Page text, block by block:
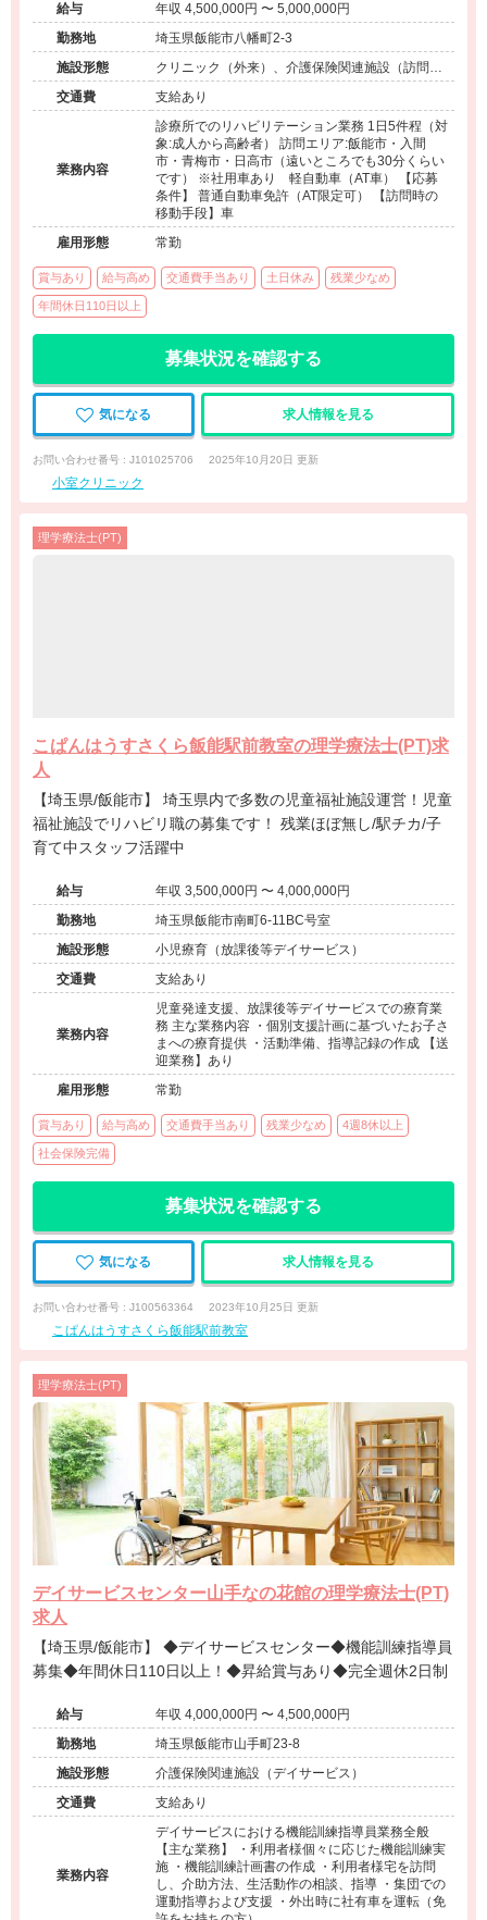
ークライフバランスもとりやすいのでオススメです。
給与
年収 4,500,000円 〜 5,000,000円
勤務地
埼玉県飯能市八幡町2-3
施設形態
クリニック（外来）、介護保険関連施設（訪問看
護・リハ）
交通費 支給あり
業務内容
診療所でのリハビリテーション業務 1日5件程（対
象:成人から高齢者） 訪問エリア:飯能市・入間
市・青梅市・日高市（遠いところでも30分くらい
です） ※社用車あり 軽自動車（AT車） 【応募
条件】 普通自動車免許（AT限定可） 【訪問時の
移動手段】車
雇用形態
常勤
賞与あり 給与高め 交通費手当あり 土日休み 残業少なめ
年間休日110日以上
募集状況を確認する
気になる 求人情報を見る
お問い合わせ番号 : J101025706 2025年10月20日 更新
小室クリニック
理学療法士(PT)
こぱんはうすさくら飯能駅前教室の理学療法士(PT)求
人
【埼玉県/飯能市】 埼玉県内で多数の児童福祉施設運営！児童
福祉施設でリハビリ職の募集です！ 残業ほぼ無し/駅チカ/子
育て中スタッフ活躍中
給与
年収 3,500,000円 〜 4,000,000円
勤務地
埼玉県飯能市南町6-11BC号室
施設形態
小児療育（放課後等デイサービス）
交通費
支給あり
業務内容
児童発達支援、放課後等デイサービスでの療育業
務 主な業務内容 ・個別支援計画に基づいたお子さ
まへの療育提供 ・活動準備、指導記録の作成 【送
迎業務】あり
雇用形態
常勤
賞与あり 給与高め 交通費手当あり 残業少なめ 4週8休以上
社会保険完備
募集状況を確認する
気になる 求人情報を見る
お問い合わせ番号 : J100563364 2023年10月25日 更新
こぱんはうすさくら飯能駅前教室
理学療法士(PT)
デイサービスセンター山手なの花館の理学療法士(PT)
求人
【埼玉県/飯能市】 ◆デイサービスセンター◆機能訓練指導員
募集◆年間休日110日以上！◆昇給賞与あり◆完全週休2日制
給与
年収 4,000,000円 〜 4,500,000円
勤務地
埼玉県飯能市山手町23-8
施設形態
介護保険関連施設（デイサービス）
交通費
支給あり
業務内容
デイサービスにおける機能訓練指導員業務全般
【主な業務】 ・利用者様個々に応じた機能訓練実
施 ・機能訓練計画書の作成 ・利用者様宅を訪問
し、介助方法、生活動作の相談、指導 ・集団での
運動指導および支援 ・外出時に社有車を運転（免